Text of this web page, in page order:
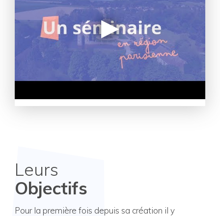
Leurs
Objectifs
Pour la première fois depuis sa création il y